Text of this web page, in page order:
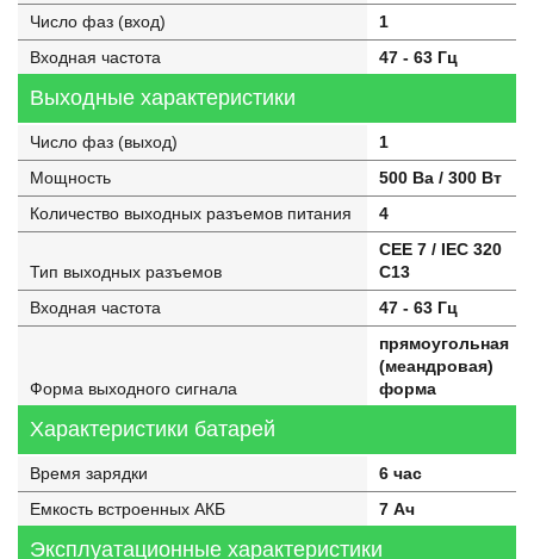
Число фаз (вход)
1
Входная частота
47 - 63 Гц
Выходные характеристики
Число фаз (выход)
1
Мощность
500 Ва / 300 Вт
Количество выходных разъемов питания
4
Тип выходных разъемов
CEE 7 / IEC 320
C13
Входная частота
47 - 63 Гц
Форма выходного сигнала
прямоугольная
(меандровая)
форма
Характеристики батарей
Время зарядки
6 час
Емкость встроенных АКБ
7 Ач
Эксплуатационные характеристики